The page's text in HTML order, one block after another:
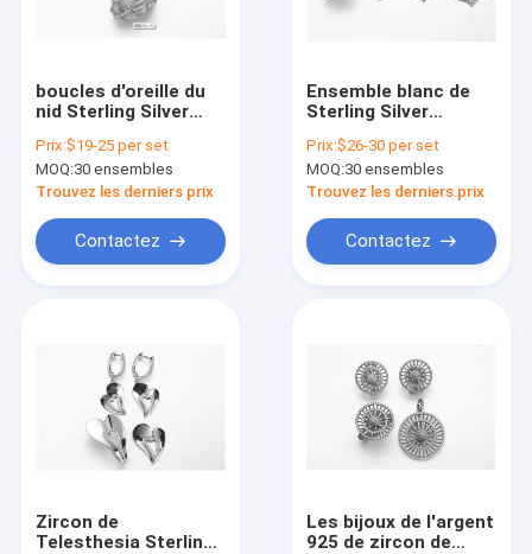
boucles d'oreille du
nid Sterling Silver
des oiseaux épais de
10.41g
Prix:$19-25 per set
MOQ:30 ensembles
Trouvez les derniers prix
Contactez
Ensemble blanc de
Sterling Silver
Earrings de la poire
925 d'ensemble de
bijoux de l'argent 925
Prix:$26-30 per set
MOQ:30 ensembles
Trouvez les derniers prix
Contactez
Zircon de
Telesthesia Sterling
Les bijoux de l'argent
925 de zircon de